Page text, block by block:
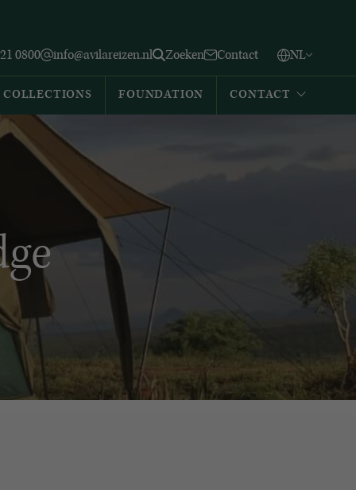
0800 info@avilareizen.nl Zoeken Contact NL
Español
COLLECTIONS FOUNDATION CONTACT